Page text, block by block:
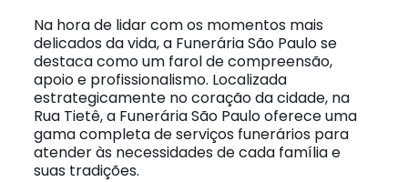
Na hora de lidar com os momentos mais
delicados da vida, a Funerária São Paulo se
destaca como um farol de compreensão,
apoio e profissionalismo. Localizada
estrategicamente no coração da cidade, na
Rua Tietê, a Funerária São Paulo oferece uma
gama completa de serviços funerários para
atender às necessidades de cada família e
suas tradições.